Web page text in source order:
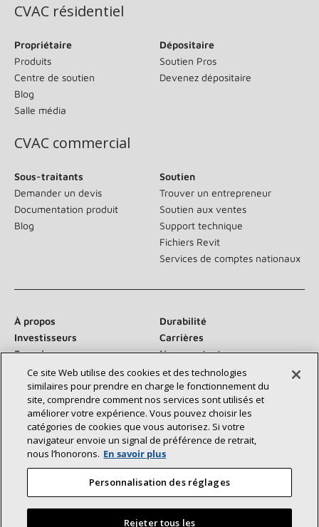
CVAC résidentiel
Propriétaire
Produits
Centre de soutien
Blog
Salle média
Dépositaire
Soutien Pros
Devenez dépositaire
CVAC commercial
Sous-traitants
Demander un devis
Documentation produit
Blog
Soutien
Trouver un entrepreneur
Soutien aux ventes
Support technique
Fichiers Revit
Services de comptes nationaux
À propos
Durabilité
Investisseurs
Carrières
Fournisseurs
Nous contacter
Salle de presse
Communiquez avec nous :
Ce site Web utilise des cookies et des technologies
similaires pour prendre en charge le fonctionnement du
site, comprendre comment nos services sont utilisés et
améliorer votre expérience. Vous pouvez choisir les
catégories de cookies que vous autorisez. Si votre
navigateur envoie un signal de préférence de retrait,
nous l’honorons. En savoir plus
Personnalisation des réglages
Rejeter tous les